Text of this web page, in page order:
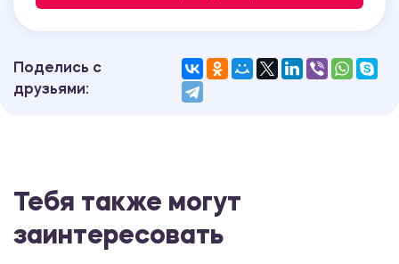
Поделись с
друзьями:
Тебя также могут
заинтересовать